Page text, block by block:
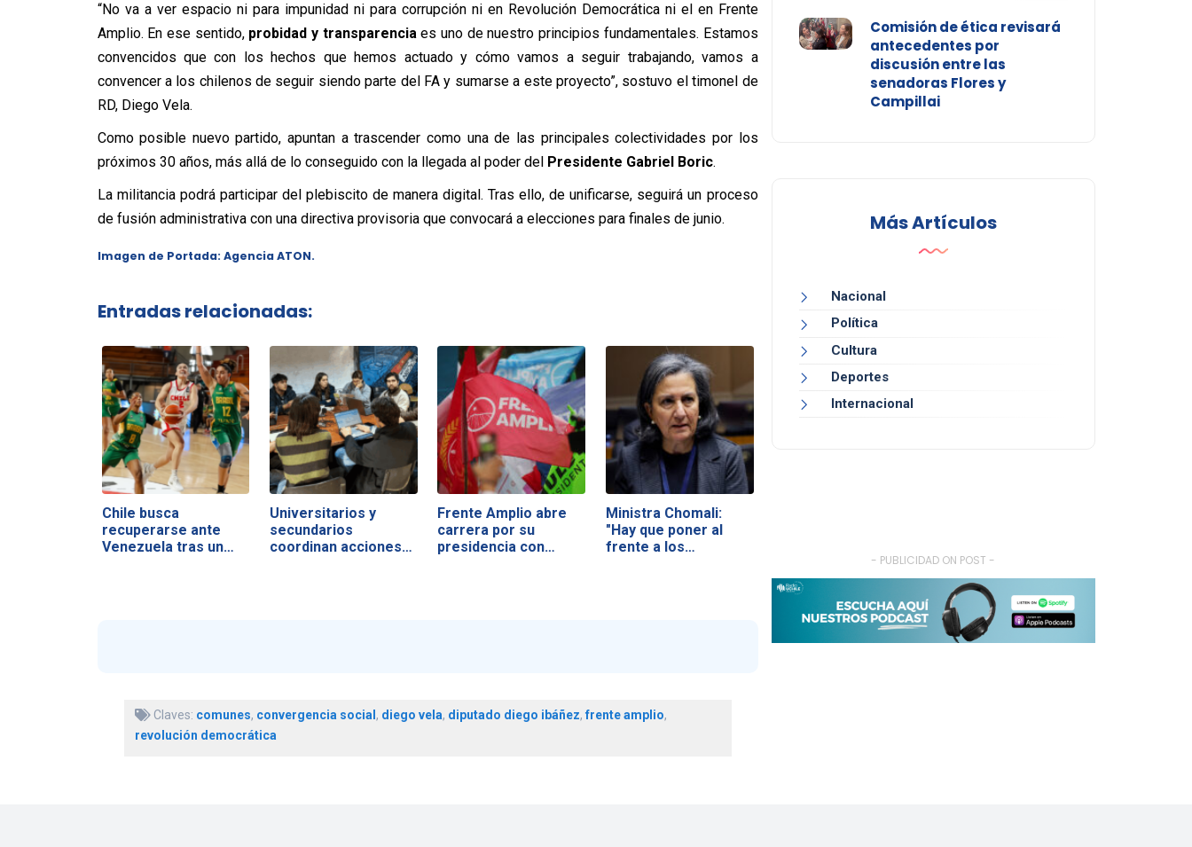
“No va a ver espacio ni para impunidad ni para corrupción ni en Revolución Democrática ni el en Frente
Amplio. En ese sentido,probidad y transparenciaes uno de nuestro principios fundamentales. Estamos
convencidos que con los hechos que hemos actuado y cómo vamos a seguir trabajando, vamos a
convencer a los chilenos de seguir siendo parte del FA y sumarse a este proyecto”, sostuvo el timonel de
RD, Diego Vela.
Como posible nuevo partido, apuntan a trascender como una de las principales colectividades por los
próximos 30 años, más allá de lo conseguido con la llegada al poder del Presidente Gabriel Boric.
La militancia podrá participar del plebiscito de manera digital. Tras ello, de unificarse, seguirá un proceso
de fusión administrativa con una directiva provisoria que convocará a elecciones para finales de junio.
Imagen de Portada: Agencia ATON.
Entradas relacionadas:
Chile busca
recuperarse ante
Venezuela tras un
Universitarios y
secundarios
coordinan acciones…
Frente Amplio abre
carrera por su
presidencia con…
Ministra Chomali:
"Hay que poner al
frente a los…
Claves: comunes, convergencia social , diego vela, diputado diego ibáñez,frente amplio,
revolución democrática
Comisión de ética revisará
antecedentes por
discusión entre las
senadoras Flores y
Campillai
Más Artículos
Nacional
Política
Cultura
Deportes
Internacional
- PUBLICIDAD ON POST -